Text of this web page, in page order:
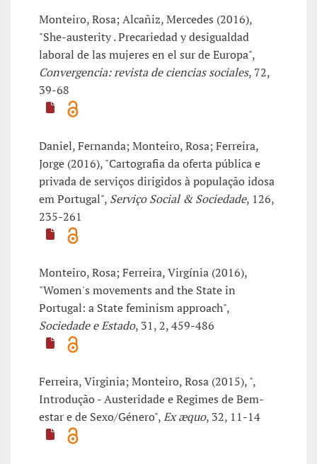
Monteiro, Rosa; Alcañiz, Mercedes (2016),
"She-austerity . Precariedad y desigualdad
laboral de las mujeres en el sur de Europa",
Convergencia: revista de ciencias sociales, 72,
39-68
Daniel, Fernanda; Monteiro, Rosa; Ferreira,
Jorge (2016), "Cartografia da oferta pública e
privada de serviços dirigidos à população idosa
em Portugal", Serviço Social & Sociedade, 126,
235-261
Monteiro, Rosa; Ferreira, Virgínia (2016),
"Women's movements and the State in
Portugal: a State feminism approach",
Sociedade e Estado, 31, 2, 459-486
Ferreira, Virginia; Monteiro, Rosa (2015), ",
Introdução - Austeridade e Regimes de Bem-
estar e de Sexo/Género",Ex æquo, 32, 11-14